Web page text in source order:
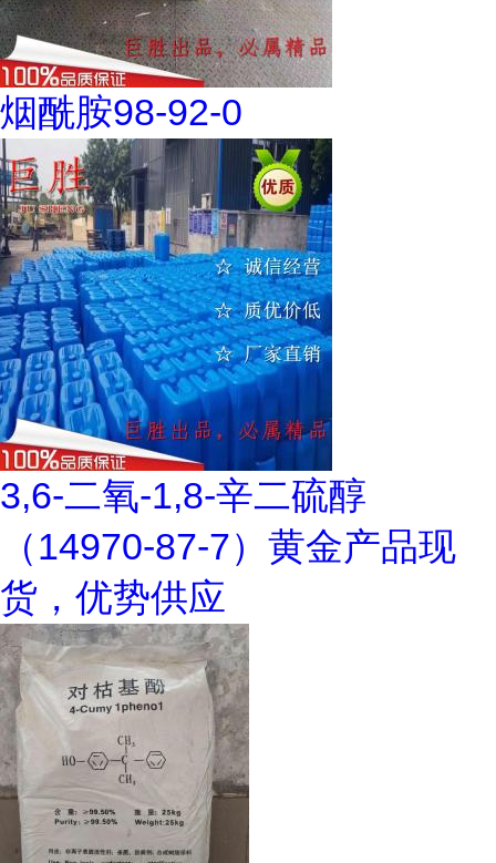
烟酰胺98-92-0
3,6-二氧-1,8-辛二硫醇
（14970-87-7）黄金产品现
货，优势供应